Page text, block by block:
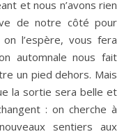
de notre côté pour
l’espère, vous fera
automnale nous fait
un pied dehors. Mais
la sortie sera belle et
: on cherche à
sentiers aux